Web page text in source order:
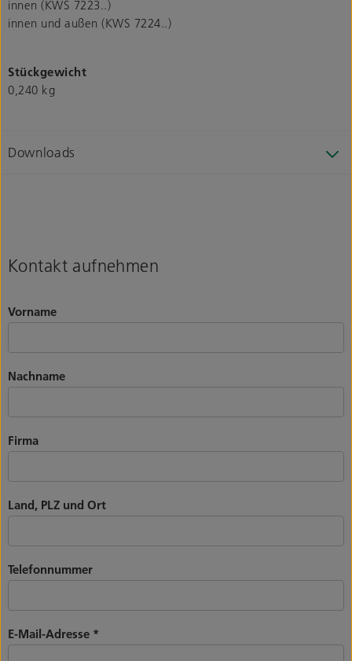
innen (KWS 7223..)
innen und außen (KWS 7224..)
Stückgewicht
0,240 kg
Downloads
Kontakt aufnehmen
Vorname
Nachname
Firma
Land, PLZ und Ort
Telefonnummer
E-Mail-Adresse *